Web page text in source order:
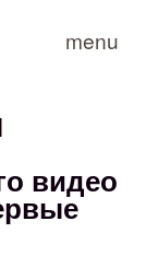
menu
видео